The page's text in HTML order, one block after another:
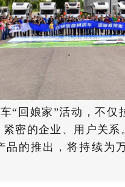
“回娘家”活动，不仅
密的企业、用户关系
品的推出，将持续为